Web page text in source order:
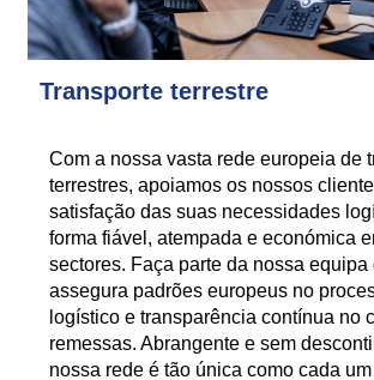
Transporte terrestre
Com a nossa vasta rede europeia de
terrestres, apoiamos os nossos
satisfação das suas necessidades
forma fiável, atempada e económica
sectores. Faça parte da nossa equipa
assegura padrões europeus no
logístico e transparência contínua no
remessas. Abrangente e sem
nossa rede é tão única como cada